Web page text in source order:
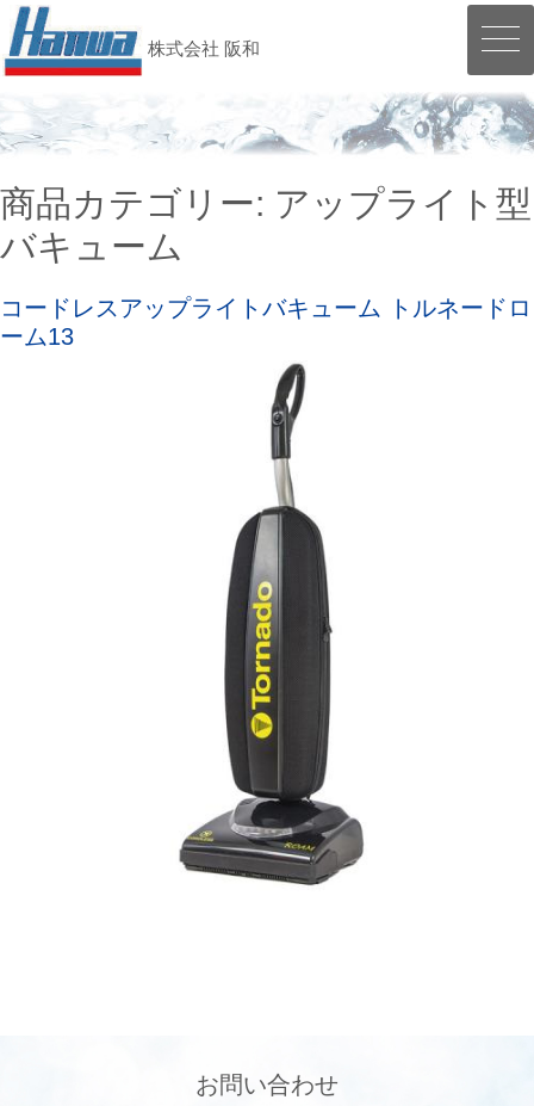
株式会社 阪和
商品カテゴリー: アップライト型
バキューム
コードレスアップライトバキューム トルネードロ
ーム13
お問い合わせ